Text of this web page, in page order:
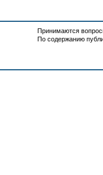
Принимаются
По содержанию